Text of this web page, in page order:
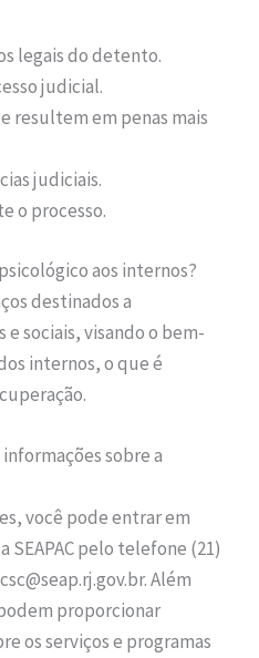
legais do detento.
judicial.
resultem em penas mais
judiciais.
o processo.
aos internos?
destinados a
sociais, visando o bem-
internos, o que é
sobre a
você pode entrar em
pelo telefone (21)
Além
proporcionar
os serviços e programas